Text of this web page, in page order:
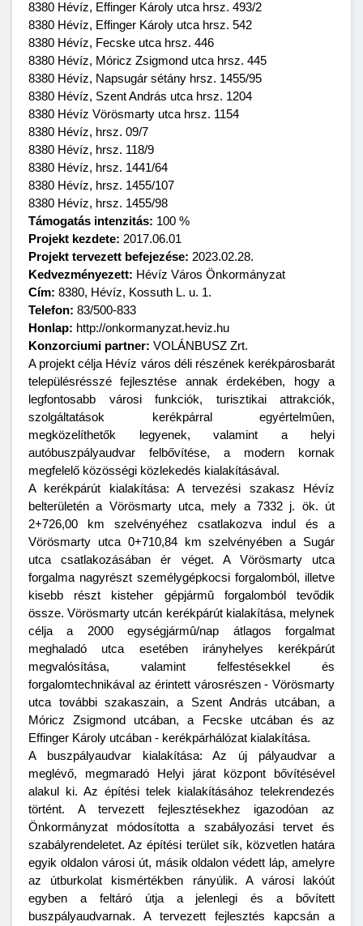
8380 Hévíz, Effinger Károly utca hrsz. 493/2
8380 Hévíz, Effinger Károly utca hrsz. 542
8380 Hévíz, Fecske utca hrsz. 446
8380 Hévíz, Móricz Zsigmond utca hrsz. 445
8380 Hévíz, Napsugár sétány hrsz. 1455/95
8380 Hévíz, Szent András utca hrsz. 1204
8380 Hévíz Vörösmarty utca hrsz. 1154
8380 Hévíz, hrsz. 09/7
8380 Hévíz, hrsz. 118/9
8380 Hévíz, hrsz. 1441/64
8380 Hévíz, hrsz. 1455/107
8380 Hévíz, hrsz. 1455/98
Támogatás intenzitás: 100 %
Projekt kezdete: 2017.06.01
Projekt tervezett befejezése: 2023.02.28.
Kedvezményezett: Hévíz Város Önkormányzat
Cím: 8380, Hévíz, Kossuth L. u. 1.
Telefon: 83/500-833
Honlap: http://onkormanyzat.heviz.hu
Konzorciumi partner: VOLÁNBUSZ Zrt.
A projekt célja Hévíz város déli részének kerékpárosbarát
településrésszé fejlesztése annak érdekében, hogy a
legfontosabb városi funkciók, turisztikai attrakciók,
szolgáltatások kerékpárral egyértelmûen,
megközelíthetők legyenek, valamint a helyi
autóbuszpályaudvar felbővítése, a modern kornak
megfelelő közösségi közlekedés kialakításával.
A kerékpárút kialakítása: A tervezési szakasz Hévíz
belterületén a Vörösmarty utca, mely a 7332 j. ök. út
2+726,00 km szelvényéhez csatlakozva indul és a
Vörösmarty utca 0+710,84 km szelvényében a Sugár
utca csatlakozásában ér véget. A Vörösmarty utca
forgalma nagyrészt személygépkocsi forgalomból, illetve
kisebb részt kisteher gépjármû forgalomból tevődik
össze. Vörösmarty utcán kerékpárút kialakítása, melynek
célja a 2000 egységjármû/nap átlagos forgalmat
meghaladó utca esetében irányhelyes kerékpárút
megvalósítása, valamint felfestésekkel és
forgalomtechnikával az érintett városrészen - Vörösmarty
utca további szakaszain, a Szent András utcában, a
Móricz Zsigmond utcában, a Fecske utcában és az
Effinger Károly utcában - kerékpárhálózat kialakítása.
A buszpályaudvar kialakítása: Az új pályaudvar a
meglévő, megmaradó Helyi járat központ bővítésével
alakul ki. Az építési telek kialakításához telekrendezés
történt. A tervezett fejlesztésekhez igazodóan az
Önkormányzat módosította a szabályozási tervet és
szabályrendeletet. Az építési terület sík, közvetlen határa
egyik oldalon városi út, másik oldalon védett láp, amelyre
az útburkolat kismértékben rányúlik. A városi lakóút
egyben a feltáró útja a jelenlegi és a bővített
buszpályaudvarnak. A tervezett fejlesztés kapcsán a